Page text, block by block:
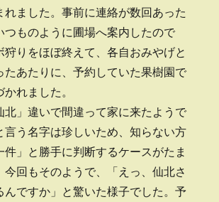
れました。事前に連絡が数回あった
つものように圃場へ案内したので
狩りをほぼ終えて、各自おみやげと
たあたりに、予約していた果樹園で
れました。
」違いで間違って家に来たようで
言う名字は珍しいため、知らない方
件」と勝手に判断するケースがたま
今回もそのようで、「えっ、仙北さ
んですか」と驚いた様子でした。予